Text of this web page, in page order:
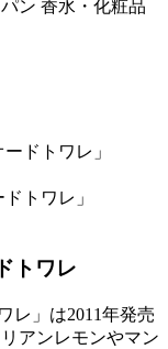
ン 香水・化粧品
トワレ」
トワレ
レ」は2011年発売
アンレモンやマン